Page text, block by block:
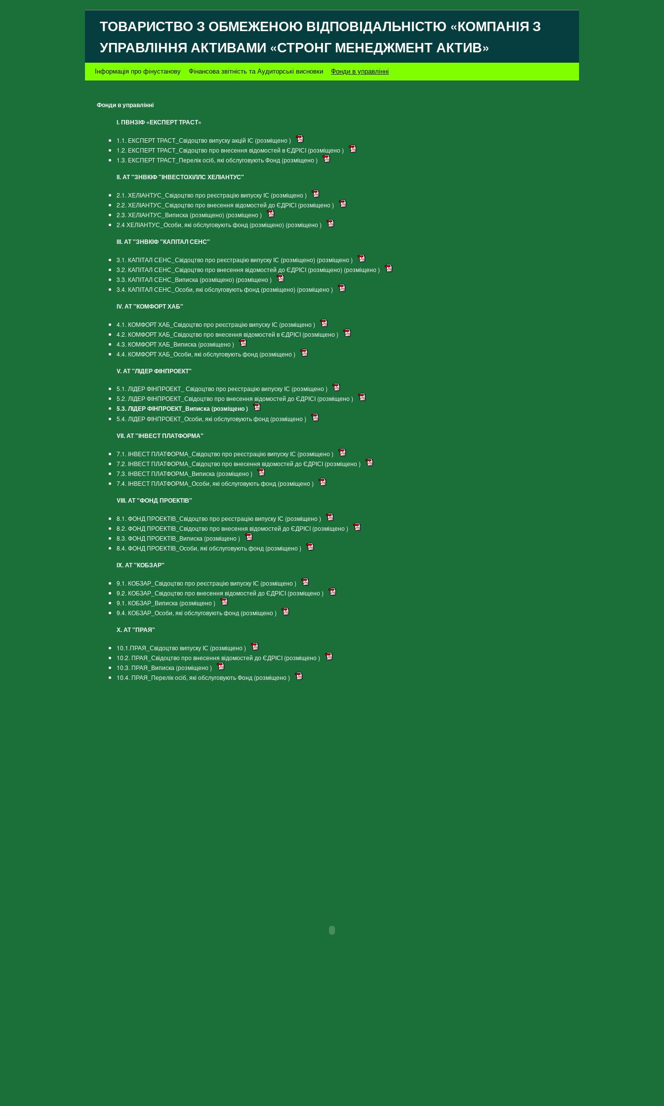
ТОВАРИСТВО З ОБМЕЖЕНОЮ ВІДПОВІДАЛЬНІСТЮ «КОМПАНІЯ З
УПРАВЛІННЯ АКТИВАМИ «СТРОНГ МЕНЕДЖМЕНТ АКТИВ»
Інформація про фінустанову Фінансова звітність та Аудиторські висновки Фонди в управлінні
Фонди в управлінні
І. ПВНЗІФ «ЕКСПЕРТ ТРАСТ»
1.1. ЕКСПЕРТ ТРАСТ_Свідоцтво випуску акцій ІС (розміщено )
1.2. ЕКСПЕРТ ТРАСТ_Свідоцтво про внесення відомостей в ЄДРІСІ (розміщено )
1.3. ЕКСПЕРТ ТРАСТ_Перелік осіб, які обслуговують Фонд (розміщено )
ІІ. АТ "ЗНВКІФ "ІНВЕСТОХІЛЛС ХЕЛІАНТУС"
2.1. ХЕЛІАНТУС_Свідоцтво про реєстрацію випуску ІС (розміщено )
2.2. ХЕЛІАНТУС_Свідоцтво про внесення відомостей до ЄДРІСІ (розміщено )
2.3. ХЕЛІАНТУС_Виписка (розміщено) (розміщено )
2.4 ХЕЛІАНТУС_Особи, які обслуговують фонд (розміщено) (розміщено )
ІІІ. АТ "ЗНВКІФ "КАПІТАЛ СЕНС"
3.1. КАПІТАЛ СЕНС_Свідоцтво про реєстрацію випуску ІС (розміщено) (розміщено )
3.2. КАПІТАЛ СЕНС_Свідоцтво про внесення відомостей до ЄДРІСІ (розміщено) (розміщено )
3.3. КАПІТАЛ СЕНС_Виписка (розміщено) (розміщено )
3.4. КАПІТАЛ СЕНС_Особи, які обслуговують фонд (розміщено) (розміщено )
ІV. АТ "КОМФОРТ ХАБ"
4.1. КОМФОРТ ХАБ_Свідоцтво про реєстрацію випуску ІС (розміщено )
4.2. КОМФОРТ ХАБ_Свідоцтво про внесення відомостей в ЄДРІСІ (розміщено )
4.3. КОМФОРТ ХАБ_Виписка (розміщено )
4.4. КОМФОРТ ХАБ_Особи, які обслуговують фонд (розміщено )
V. АТ "ЛІДЕР ФІНПРОЕКТ"
5.1. ЛІДЕР ФІНПРОЕКТ_ Свідоцтво про реєстрацію випуску ІС (розміщено )
5.2. ЛІДЕР ФІНПРОЕКТ_Свідоцтво про внесення відомостей до ЄДРІСІ (розміщено )
5.3. ЛІДЕР ФІНПРОЕКТ_Виписка (розміщено )
5.4. ЛІДЕР ФІНПРОЕКТ_Особи, які обслуговують фонд (розміщено )
VII. АТ "ІНВЕСТ ПЛАТФОРМА"
7.1. ІНВЕСТ ПЛАТФОРМА_Свідоцтво про реєстрацію випуску ІС (розміщено )
7.2. ІНВЕСТ ПЛАТФОРМА_Свідоцтво про внесення відомостей до ЄДРІСІ (розміщено )
7.3. ІНВЕСТ ПЛАТФОРМА_Виписка (розміщено )
7.4. ІНВЕСТ ПЛАТФОРМА_Особи, які обслуговують фонд (розміщено )
VIII. АТ "ФОНД ПРОЕКТІВ"
8.1. ФОНД ПРОЕКТІВ_Свідоцтво про реєстрацію випуску ІС (розміщено )
8.2. ФОНД ПРОЕКТІВ_Свідоцтво про внесення відомостей до ЄДРІСІ (розміщено )
8.3. ФОНД ПРОЕКТІВ_Виписка (розміщено )
8.4. ФОНД ПРОЕКТІВ_Особи, які обслуговують фонд (розміщено )
IX. АТ "КОБЗАР"
9.1. КОБЗАР_Свідоцтво про реєстрацію випуску ІС (розміщено )
9.2. КОБЗАР_Свідоцтво про внесення відомостей до ЄДРІСІ (розміщено )
9.1. КОБЗАР_Виписка (розміщено )
9.4. КОБЗАР_Особи, які обслуговують фонд (розміщено )
Х. АТ "ПРАЯ"
10.1.ПРАЯ_Свідоцтво випуску ІС (розміщено )
10.2. ПРАЯ_Свідоцтво про внесення відомостей до ЄДРІСІ (розміщено )
10.3. ПРАЯ_Виписка (розміщено )
10.4. ПРАЯ_Перелік осіб, які обслуговують Фонд (розміщено )